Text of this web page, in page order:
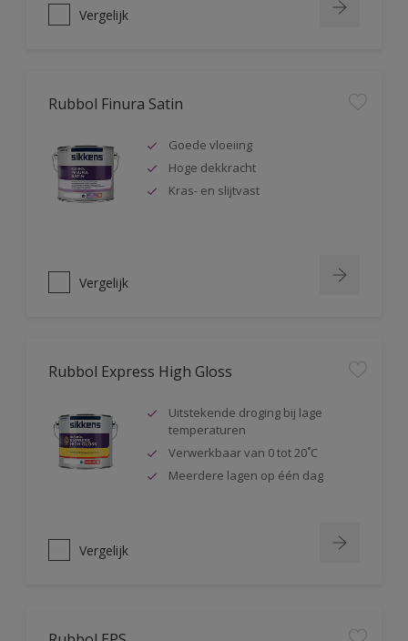
Vergelijk
Rubbol Finura Satin
Goede vloeiing
Hoge dekkracht
Kras- en slijtvast
Vergelijk
Rubbol Express High Gloss
Uitstekende droging bij lage
temperaturen
Verwerkbaar van 0 tot 20˚C
Meerdere lagen op één dag
Vergelijk